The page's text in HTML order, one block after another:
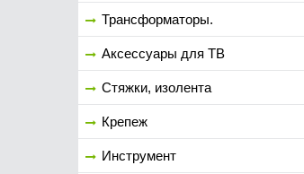
Трансформаторы.
Аксессуары для ТВ
Стяжки, изолента
Крепеж
Инструмент